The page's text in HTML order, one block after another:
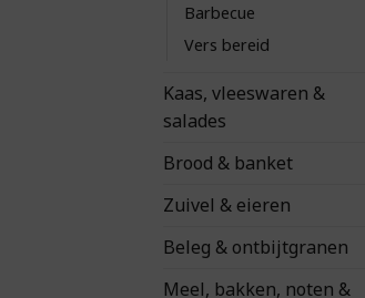
Barbecue
Vers bereid
Kaas, vleeswaren &
salades
Brood & banket
Zuivel & eieren
Beleg & ontbijtgranen
Meel, bakken, noten &